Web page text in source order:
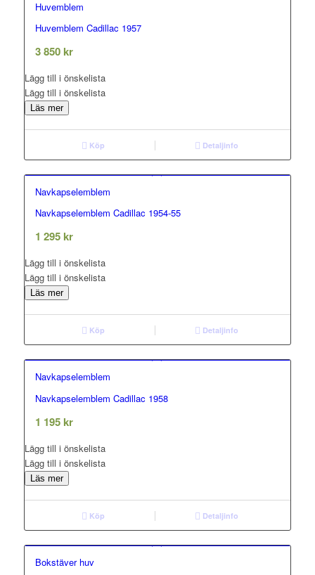
Huvemblem
Huvemblem Cadillac 1957
3 850 kr
Lägg till i önskelista
Lägg till i önskelista
Läs mer
Köp Detaljinfo
Navkapselemblem
Navkapselemblem Cadillac 1954-55
1 295 kr
Lägg till i önskelista
Lägg till i önskelista
Läs mer
Köp Detaljinfo
Navkapselemblem
Navkapselemblem Cadillac 1958
1 195 kr
Lägg till i önskelista
Lägg till i önskelista
Läs mer
Köp Detaljinfo
Bokstäver huv